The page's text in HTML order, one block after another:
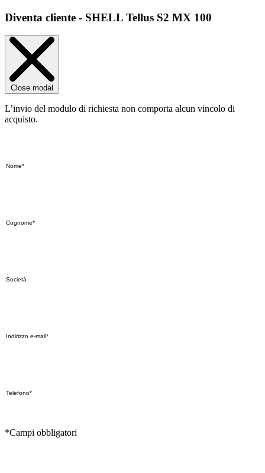
Diventa cliente - SHELL Tellus S2 MX 100
Close modal
L’invio del modulo di richiesta non comporta alcun vincolo di
acquisto.
*Campi obbligatori